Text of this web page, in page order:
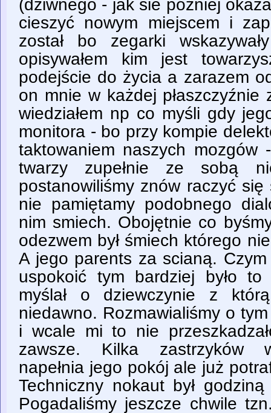
(dziwnego - jak sie później
cieszyć nowym miejscem i
został bo zegarki
opisywałem kim jest
podejście do życia a zarazem
on mnie w każdej płaszczyźnie
wiedziałem np co myśli gdy
monitora - bo przy kompie
taktowaniem naszych
twarzy zupełnie ze sobą
postanowiliśmy znów raczyć
nie pamiętamy podobnego
nim smiech. Obojętnie co
odezwem był śmiech którego
A jego parents za scianą.
uspokoić tym bardziej było
myślał o dziewczynie z
niedawno. Rozmawialiśmy o
i wcale mi to nie
zawsze. Kilka zastrzyków
napełnia jego pokój ale już
Techniczny nokaut był
Pogadaliśmy jeszcze chwile